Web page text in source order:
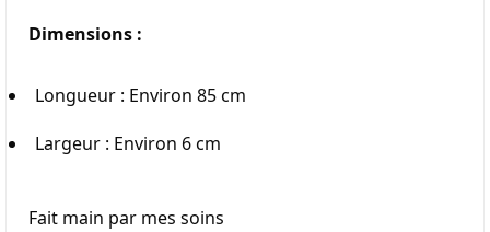
Dimensions :
Longueur : Environ 85 cm
Largeur : Environ 6 cm
Fait main par mes soins